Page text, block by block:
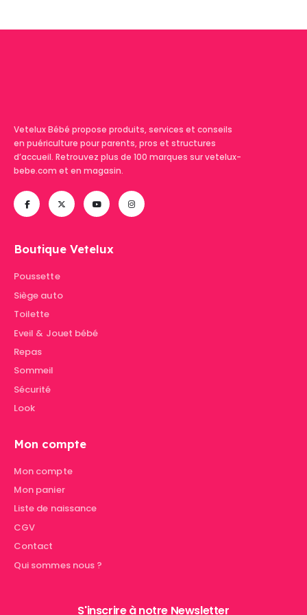
Vetelux Bébé propose produits, services et conseils
en puériculture pour parents, pros et structures
d’accueil. Retrouvez plus de 100 marques sur vetelux-
bebe.com et en magasin.
Boutique Vetelux
Poussette
Siège auto
Toilette
Eveil & Jouet bébé
Repas
Sommeil
Sécurité
Look
Mon compte
Mon compte
Mon panier
Liste de naissance
CGV
Contact
Qui sommes nous ?
S'inscrire à notre Newsletter